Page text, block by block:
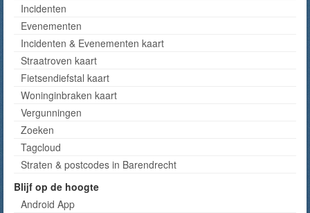
Incidenten
Evenementen
Incidenten & Evenementen kaart
Straatroven kaart
Fietsendiefstal kaart
Woninginbraken kaart
Vergunningen
Zoeken
Tagcloud
Straten & postcodes in Barendrecht
Blijf op de hoogte
Android App